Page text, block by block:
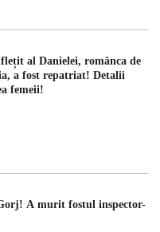
al Danielei, românca de
a fost repatriat! Detalii
femeii!
A murit fostul inspector-